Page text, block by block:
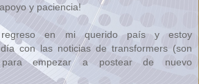
y paciencia!
en mi querido país y estoy
con las noticias de transformers (son
para empezar a postear de nuevo